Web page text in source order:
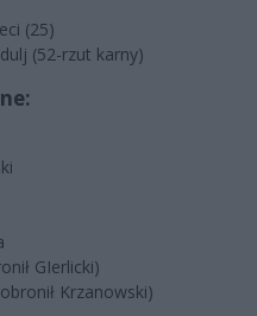
(25)
(52-rzut karny)
GIerlicki)
Krzanowski)